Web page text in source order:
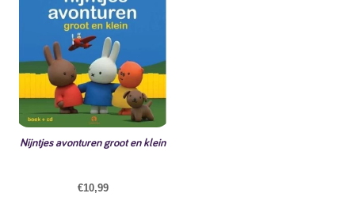
Nijntjes avonturen groot en klein
€10,99